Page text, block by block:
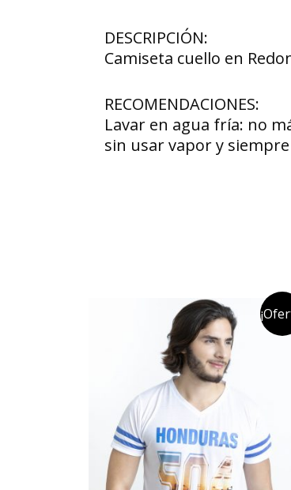
DESCRIPCIÓN:
Camiseta cuello en
RECOMENDACIONES:
Lavar en agua fría: no
sin usar vapor y